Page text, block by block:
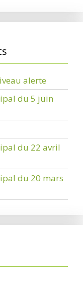
alerte
du 5 juin
du 22 avril
du 20 mars